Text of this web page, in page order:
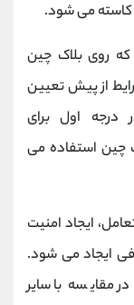
کاسته می شود.
روی بلاک چین
از پیش تعیین
درجه اول برای
چین استفاده می
ایجاد امنیت
ایجاد می شود.
مقایسه با سایر